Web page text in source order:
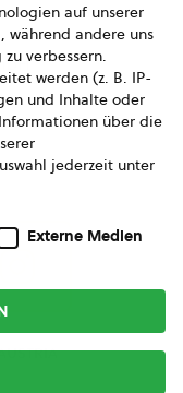
auf unserer
während andere uns
verbessern.
werden (z. B. IP-
und Inhalte oder
über die
jederzeit unter
Externe Medien